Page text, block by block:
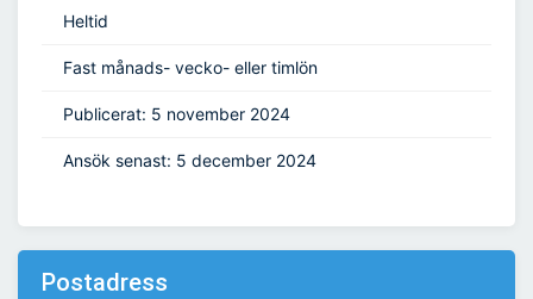
Heltid
Fast månads- vecko- eller timlön
Publicerat: 5 november 2024
Ansök senast: 5 december 2024
Postadress